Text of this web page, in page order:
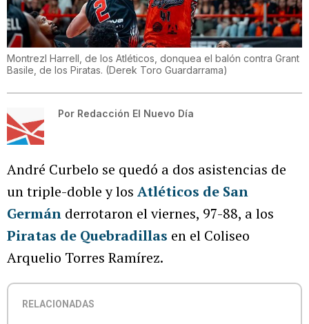
Montrezl Harrell, de los Atléticos, donquea el balón contra Grant
Basile, de los Piratas. (Derek Toro Guardarrama)
Por Redacción El Nuevo Día
André Curbelo se quedó a dos asistencias de
un triple-doble y los Atléticos de San
Germán derrotaron el viernes, 97-88, a los
Piratas de Quebradillas en el Coliseo
Arquelio Torres Ramírez.
RELACIONADAS